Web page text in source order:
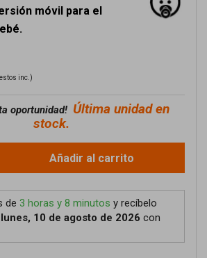
móvil para el
inc.)
oportunidad! Última unidad en
stock.
Añadir al carrito
de 3 horas y 8 minutos y recíbelo
lunes, 10 de agosto de 2026 con